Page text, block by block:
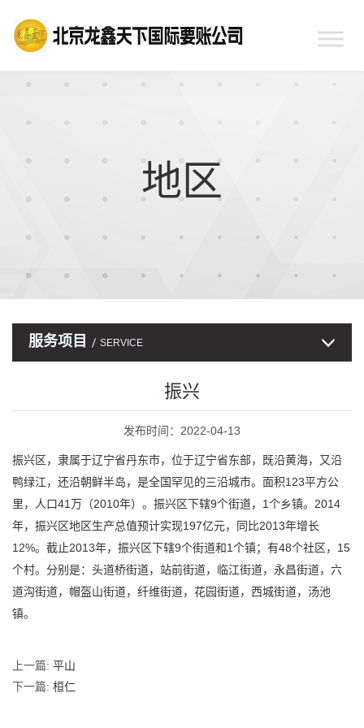
地区
服务项目 SERVICE
振兴
发布时间：2022-04-13
振兴区，隶属于辽宁省丹东市，位于辽宁省东部，既沿黄海，又沿
鸭绿江，还沿朝鲜半岛，是全国罕见的三沿城市。面积123平方公
里，人口41万（2010年）。振兴区下辖9个街道，1个乡镇。2014
年，振兴区地区生产总值预计实现197亿元，同比2013年增长
12%。截止2013年，振兴区下辖9个街道和1个镇；有48个社区，15
个村。分别是：头道桥街道，站前街道，临江街道，永昌街道，六
道沟街道，帽盔山街道，纤维街道，花园街道，西城街道，汤池
镇。
上一篇: 平山
下一篇: 桓仁